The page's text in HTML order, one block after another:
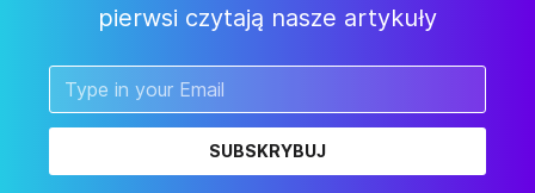
pierwsi czytają nasze artykuły
SUBSKRYBUJ